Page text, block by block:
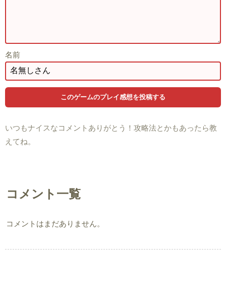
名前
いつもナイスなコメントありがとう！攻略法とかもあったら教
えてね。
コメント一覧
コメントはまだありません。